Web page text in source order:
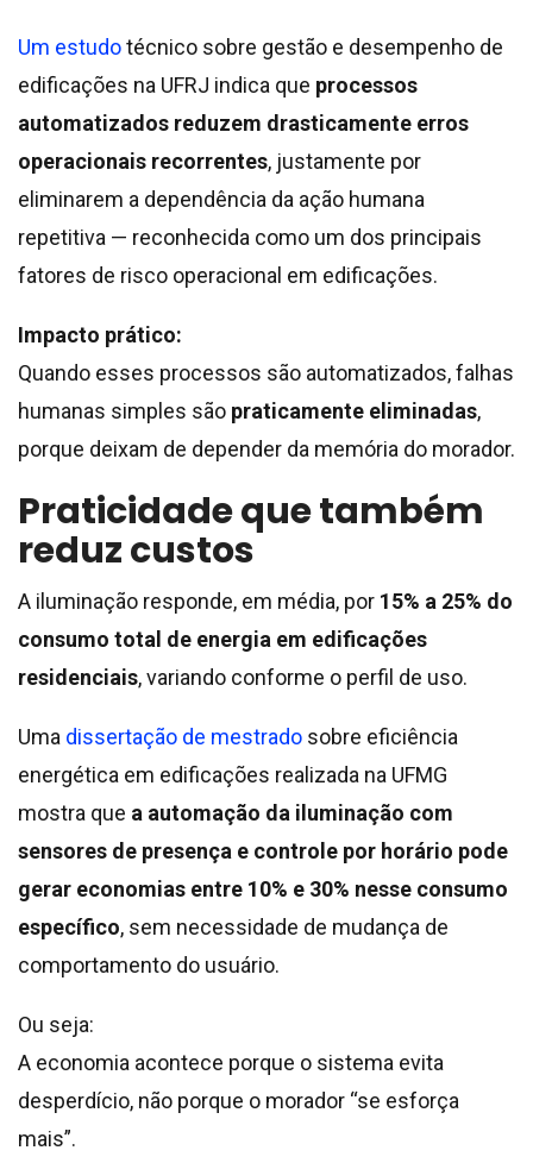
Um estudotécnico sobre gestão e desempenho de
edificações na UFRJ indica que processos
automatizados reduzem drasticamente erros
operacionais recorrentes, justamente por
eliminarem a dependência da ação humana
repetitiva — reconhecida como um dos principais
fatores de risco operacional em edificações.
Impacto prático:
Quando esses processos são automatizados, falhas
humanas simples são praticamente eliminadas,
porque deixam de depender da memória do morador.
Praticidade que também
reduz custos
A iluminação responde, em média, por 15% a 25% do
consumo total de energia em edificações
residenciais, variando conforme o perfil de uso.
Uma dissertação de mestrado sobre eficiência
energética em edificações realizada na UFMG
mostra que a automação da iluminação com
sensores de presença e controle por horário pode
gerar economias entre 10% e 30% nesse consumo
específico, sem necessidade de mudança de
comportamento do usuário.
Ou seja:
A economia acontece porque o sistema evita
desperdício, não porque o morador “se esforça
mais”.